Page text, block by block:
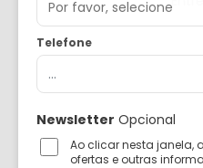
Telefone
Newsletter Opcional
Ao clicar nesta janela,
ofertas e outras